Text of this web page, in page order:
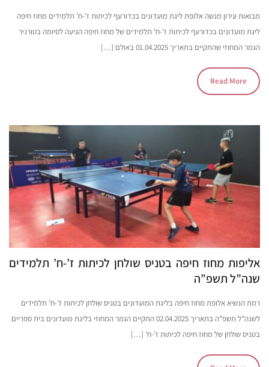
מבואות עירון מנשה אלופת ליגת מועדונים בכדורעף לכיתות ז’-ח’ תלמידים מחוז חיפה
ליגת מועדונים בכדורעף לכיתות ז’-ח’ תלמידים של מחוז חיפה הגיעה לסיומה בטורניר
הגמר המחוזי שהתקיים בתאריך 01.04.2025 באולם […]
Read More
אליפות מחוז חיפה בטניס שולחן לכיתות ז’-ח’ תלמידים
שנה”ל תשפ”ה
רמת הנשיא אלופת מחוז חיפה בליגת המועדונים בטניס שולחן לכיתות ז’-ח’ תלמידים
לשנה”ל תשפ”ה בתאריך 02.04.2025 התקיים הגמר המחוזי בליגת מועדונים בית ספריים
בטניס שולחן של מחוז חיפה לכיתות ז’-ח’ […]